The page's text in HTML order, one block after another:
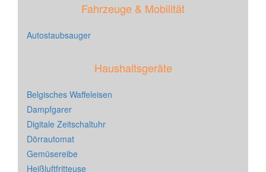
Fahrzeuge & Mobilität
Autostaubsauger
Haushaltsgeräte
Belgisches Waffeleisen
Dampfgarer
Digitale Zeitschaltuhr
Dörrautomat
Gemüsereibe
Heißluftfritteuse